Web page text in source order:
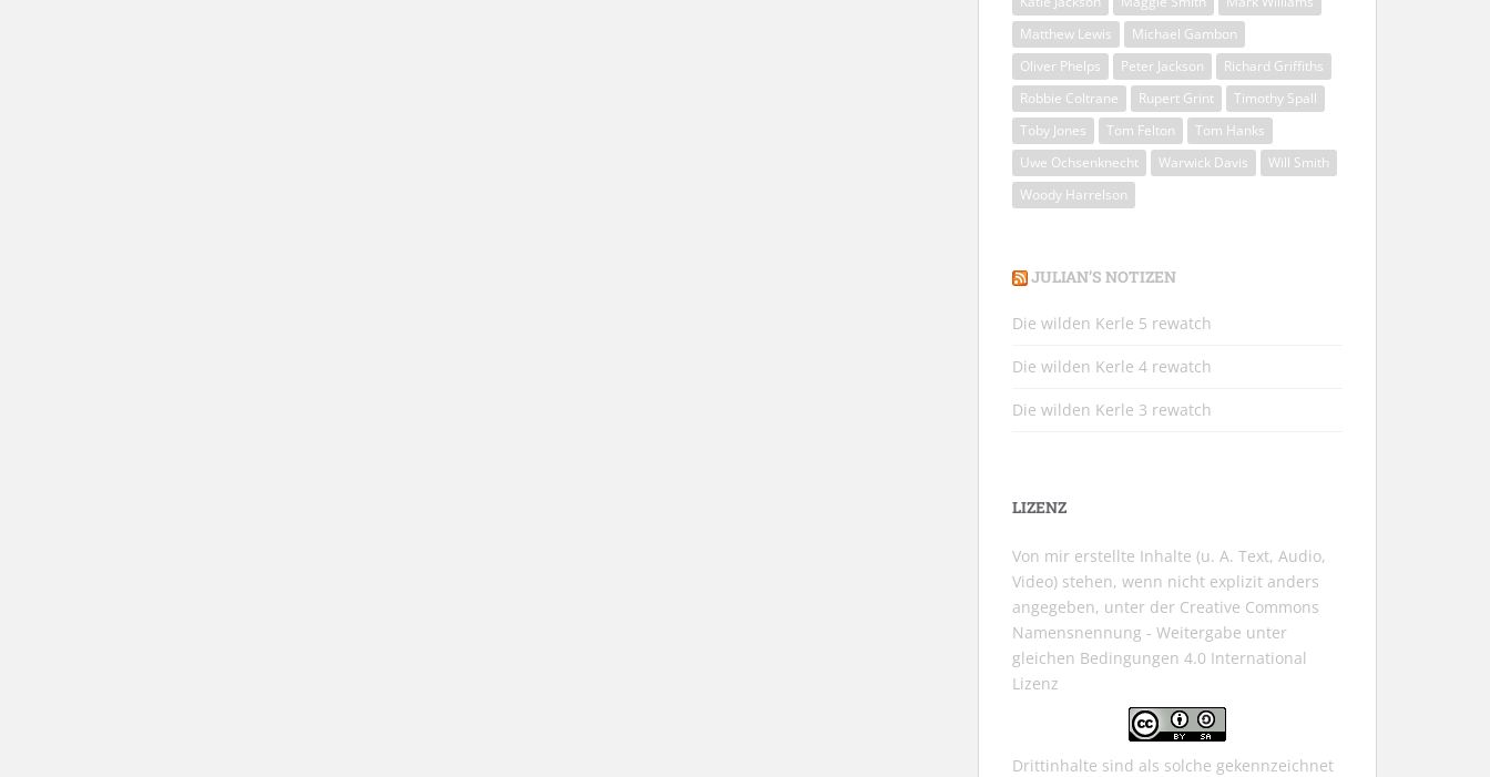
Matthew Lewis
Michael Gambon
Oliver Phelps
Peter Jackson
Richard Griffiths
Robbie Coltrane
Rupert Grint
Timothy Spall
Toby Jones
Tom Felton
Tom Hanks
Uwe Ochsenknecht
Warwick Davis
Will Smith
Woody Harrelson
JULIAN’S NOTIZEN
Die wilden Kerle 5 rewatch
Die wilden Kerle 4 rewatch
Die wilden Kerle 3 rewatch
LIZENZ
Von mir erstellte Inhalte (u. A. Text, Audio,
Video) stehen, wenn nicht explizit anders
angegeben, unter der Creative Commons
Namensnennung - Weitergabe unter
gleichen Bedingungen 4.0 International
Lizenz
Drittinhalte sind als solche gekennzeichnet